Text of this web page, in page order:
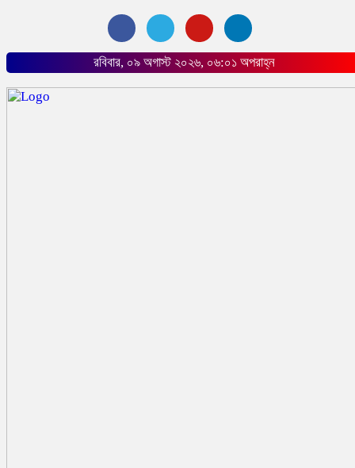
রবিবার, ০৯ অগাস্ট ২০২৬, ০৬:০১ অপরাহ্ন